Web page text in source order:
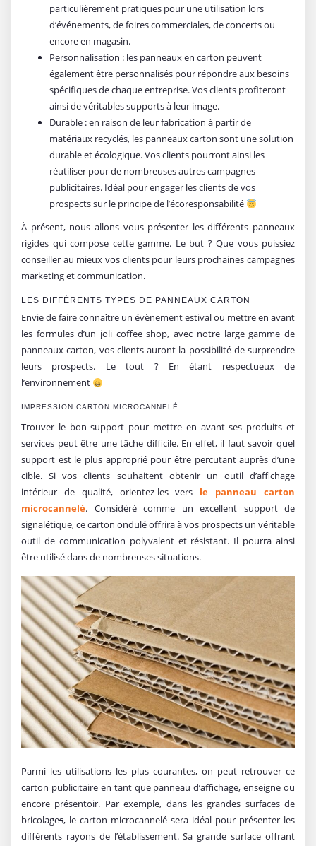
particulièrement pratiques pour une utilisation lors
d’événements, de foires commerciales, de concerts ou
encore en magasin.
Personnalisation : les panneaux en carton peuvent
également être personnalisés pour répondre aux besoins
spécifiques de chaque entreprise. Vos clients profiteront
ainsi de véritables supports à leur image.
Durable : en raison de leur fabrication à partir de
matériaux recyclés, les panneaux carton sont une solution
durable et écologique. Vos clients pourront ainsi les
réutiliser pour de nombreuses autres campagnes
publicitaires. Idéal pour engager les clients de vos
prospects sur le principe de l’écoresponsabilité
À présent, nous allons vous présenter les différents panneaux
rigides qui compose cette gamme. Le but ? Que vous puissiez
conseiller au mieux vos clients pour leurs prochaines campagnes
marketing et communication.
LES DIFFÉRENTS TYPES DE PANNEAUX CARTON
Envie de faire connaître un évènement estival ou mettre en avant
les formules d’un joli coffee shop, avec notre large gamme de
panneaux carton, vos clients auront la possibilité de surprendre
leurs prospects. Le tout ? En étant respectueux de
l’environnement
IMPRESSION CARTON MICROCANNELÉ
Trouver le bon support pour mettre en avant ses produits et
services peut être une tâche difficile. En effet, il faut savoir quel
support est le plus approprié pour être percutant auprès d’une
cible. Si vos clients souhaitent obtenir un outil d’affichage
intérieur de qualité, orientez-les vers le panneau carton
microcannelé. Considéré comme un excellent support de
signalétique, ce carton ondulé offrira à vos prospects un véritable
outil de communication polyvalent et résistant. Il pourra ainsi
être utilisé dans de nombreuses situations.
Parmi les utilisations les plus courantes, on peut retrouver ce
carton publicitaire en tant que panneau d’affichage, enseigne ou
encore présentoir. Par exemple, dans les grandes surfaces de
bricolages, le carton microcannelé sera idéal pour présenter les
différents rayons de l’établissement. Sa grande surface offrant